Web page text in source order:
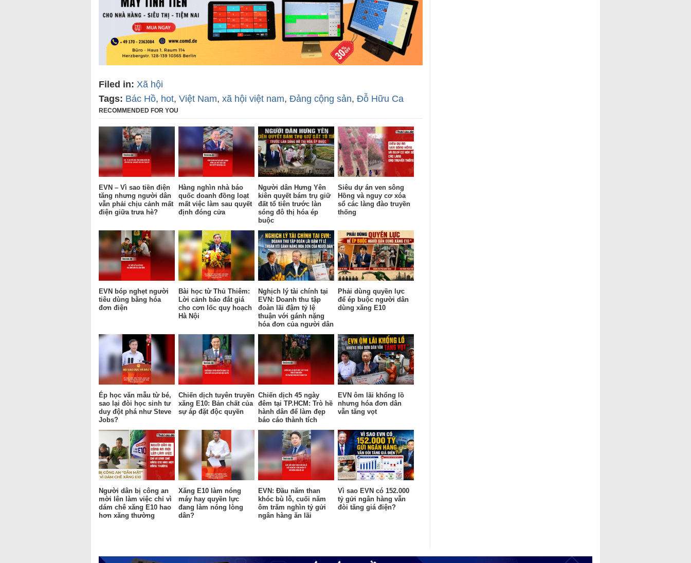
Filed in: Xã hội
Tags: Bác Hồ, hot, Việt Nam, xã hội việt nam, Đảng cộng sản, Đỗ Hữu Ca
RECOMMENDED FOR YOU
EVN – Vì sao tiền điện
tăng nhưng người dân
vẫn phải chịu cảnh mất
điện giữa trưa hè?
Hàng nghìn nhà báo
quốc doanh đồng loạt
mất việc làm sau quyết
định đóng cửa
Người dân Hưng Yên
kiên quyết bám trụ giữ
đất tổ tiên trước làn
sóng đô thị hóa ép
buộc
Siêu dự án ven sông
Hồng và nguy cơ xóa
sổ các làng đào truyền
thống
EVN bóp nghẹt người
tiêu dùng bằng hóa
đơn điện
Bài học từ Thủ Thiêm:
Lời cảnh báo đắt giá
cho cơn lốc quy hoạch
Hà Nội
Nghịch lý tài chính tại
EVN: Doanh thu tập
đoàn lãi đậm tỷ lệ
thuận với gánh nặng
hóa đơn của người dân
Phải dùng quyền lực
để ép buộc người dân
dùng xăng E10
Ép học văn mẫu từ bé,
sao lại đòi học sinh tư
duy đột phá như Steve
Jobs?
Chiến dịch tuyên truyền
xăng E10: Bản chất của
sự áp đặt độc quyền
Chiến dịch 45 ngày
đêm tại TP.HCM: Trò hề
hành dân để làm đẹp
báo cáo thành tích
EVN ôm lãi khổng lồ
nhưng hóa đơn dân
vẫn tăng vọt
Người dân bị công an
mời lên làm việc chỉ vì
dám chê xăng E10 hao
hơn xăng thường
Xăng E10 làm nóng
máy hay quyền lực
đang làm nóng lòng
dân?
EVN: Đầu năm than
khóc bù lỗ, cuối năm
ôm trăm nghìn tỷ gửi
ngân hàng ăn lãi
Vì sao EVN có 152.000
tỷ gửi ngân hàng vẫn
đòi tăng giá điện?